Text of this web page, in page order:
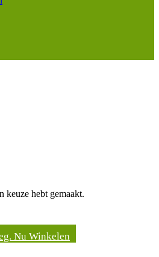
keuze hebt gemaakt.
Nu Winkelen